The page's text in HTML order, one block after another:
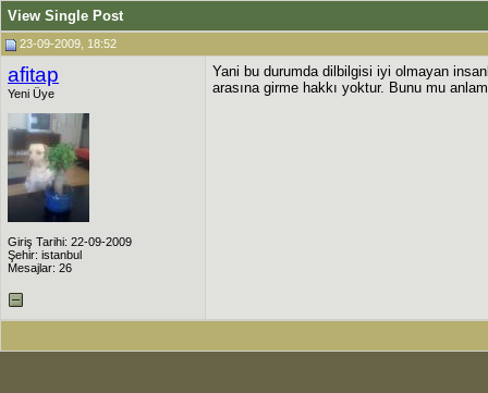
View Single Post
23-09-2009, 18:52
afitap
Yeni Üye
Giriş Tarihi: 22-09-2009
Şehir: istanbul
Mesajlar: 26
Yani bu durumda dilbilgisi iyi olmayan
arasına girme hakkı yoktur. Bunu mu